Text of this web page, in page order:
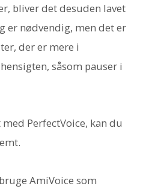
bliver det desuden lavet
er nødvendig, men det er
der er mere i
såsom pauser i
PerfectVoice, kan du
AmiVoice som